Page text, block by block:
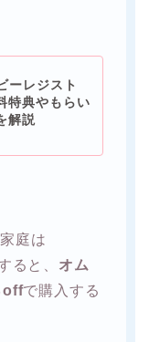
ーレジスト
特典やもらい
解説
庭は
ると、 オム
offで購入する